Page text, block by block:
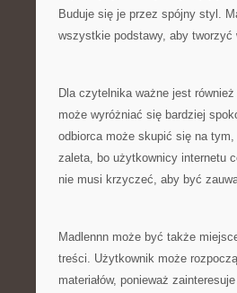
Buduje się je przez spójny styl.
wszystkie podstawy, aby tworzyć
Dla czytelnika ważne jest
może wyróżniać się bardziej
odbiorca może skupić się na tym,
zaleta, bo użytkownicy internetu
nie musi krzyczeć, aby być
Madlennn może być także
treści. Użytkownik może
materiałów, ponieważ